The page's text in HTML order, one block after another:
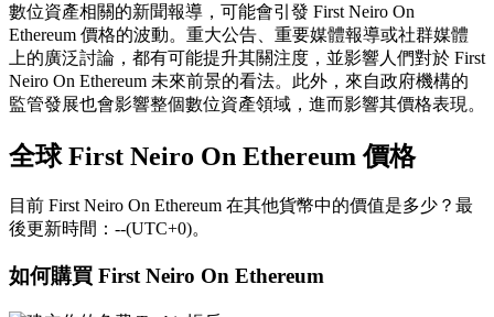
數位資產相關的新聞報導，可能會引發 First Neiro On
Ethereum 價格的波動。重大公告、重要媒體報導或社群媒體
上的廣泛討論，都有可能提升其關注度，並影響人們對於 First
Neiro On Ethereum 未來前景的看法。此外，來自政府機構的
監管發展也會影響整個數位資產領域，進而影響其價格表現。
全球 First Neiro On Ethereum 價格
目前 First Neiro On Ethereum 在其他貨幣中的價值是多少？最
後更新時間：--(UTC+0)。
如何購買 First Neiro On Ethereum